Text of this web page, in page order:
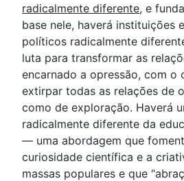
radicalmente diferente, e
base nele, haverá instituições
políticos radicalmente
luta para transformar as
encarnado a opressão, com o
extirpar todas as relações de
como de exploração. Haverá
radicalmente diferente da
— uma abordagem que
curiosidade científica e a
massas populares e que